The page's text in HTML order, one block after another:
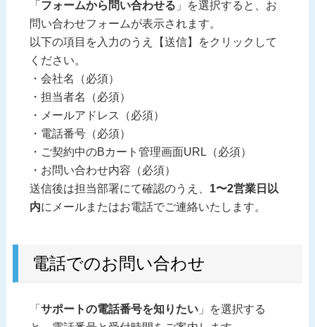
「 フォームから問い合わせる 」を選択すると、お
問い合わせフォームが表示されます。
以下の項目を入力のうえ【送信】をクリックして
ください。
会社名（必須）
担当者名（必須）
メールアドレス（必須）
電話番号（必須）
ご契約中のBカート管理画面URL（必須）
お問い合わせ内容（必須）
送信後は担当部署にて確認のうえ、 1〜2営業日以
内にメールまたはお電話でご連絡いたします。
電話でのお問い合わせ
「 サポートの電話番号を知りたい」を選択する